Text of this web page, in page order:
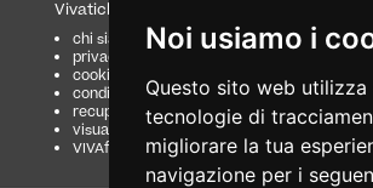
Noi usiamo i
Questo sito web
tecnologie di
migliorare la tua
navigazione per i
Vivaticket
chi siamo
privacy
cookie
condizioni generali
recupero prenotazioni
visualizza ricevuta
VIVAforVoucher
guida al
odr
scelta